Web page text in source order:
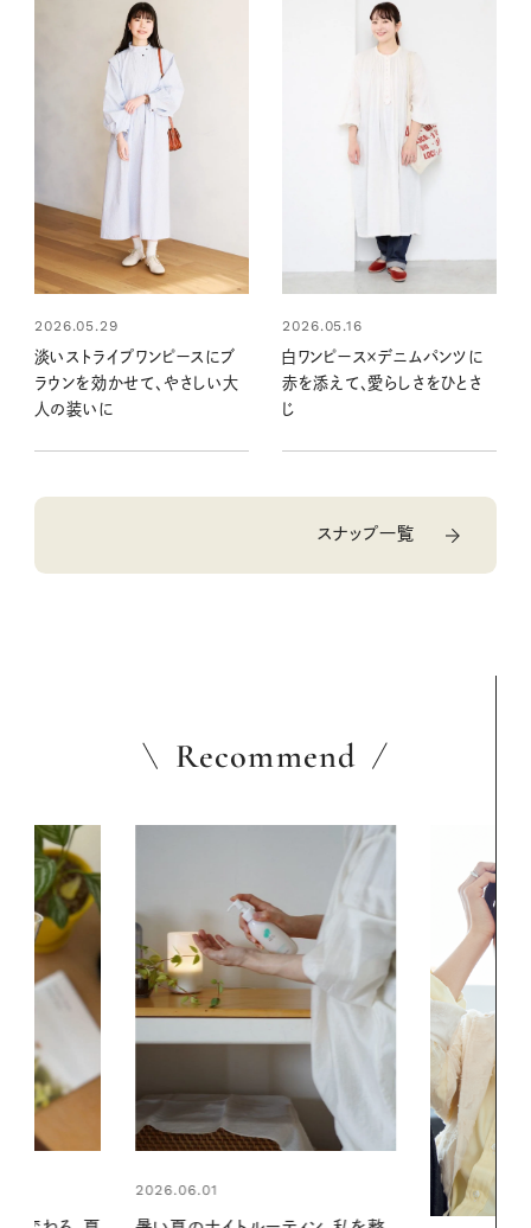
2026.05.29
淡いストライプワンピースにブ
ラウンを効かせて、やさしい大
人の装いに
2026.05.16
白ワンピース×デニムパンツに
赤を添えて、愛らしさをひとさ
じ
スナップ一覧
Recommend
2026.07.24